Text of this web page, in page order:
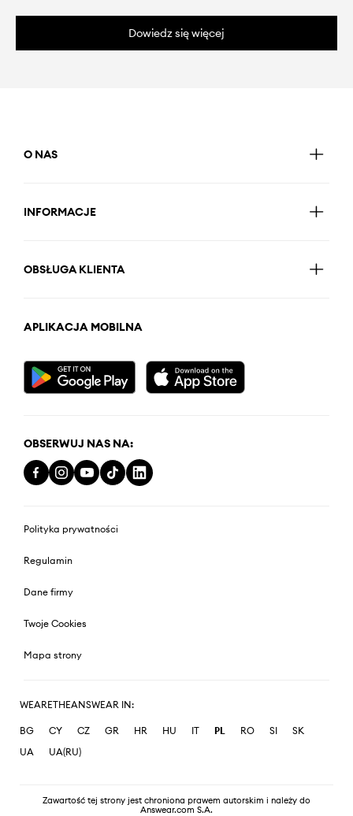
Dowiedz się więcej
O NAS
INFORMACJE
OBSŁUGA KLIENTA
APLIKACJA MOBILNA
OBSERWUJ NAS NA:
Polityka prywatności
Regulamin
Dane firmy
Twoje Cookies
Mapa strony
WEARETHEANSWEAR IN:
BG CY CZ GR HR HU IT PL RO SI
SK
UA
UA(RU)
Zawartość tej strony jest chroniona prawem autorskim i należy do
Answear.com S.A.